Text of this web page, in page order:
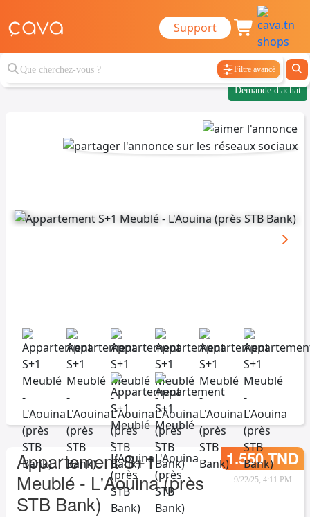
Support
Filtre avancé
Demande d'achat
Appartement S+1
Meublé - L'Aouina (près
STB Bank)
1.550 TND
9/22/25, 4:11 PM